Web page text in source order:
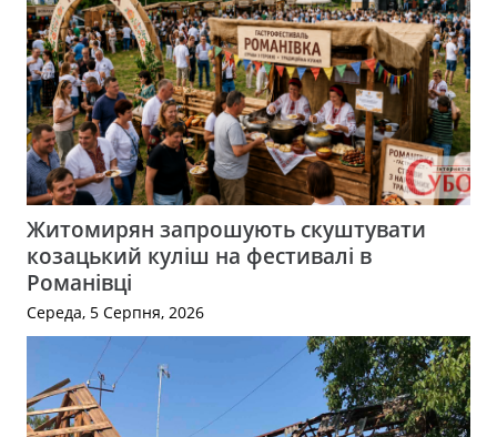
Житомирян запрошують скуштувати
козацький куліш на фестивалі в
Романівці
Середа, 5 Серпня, 2026